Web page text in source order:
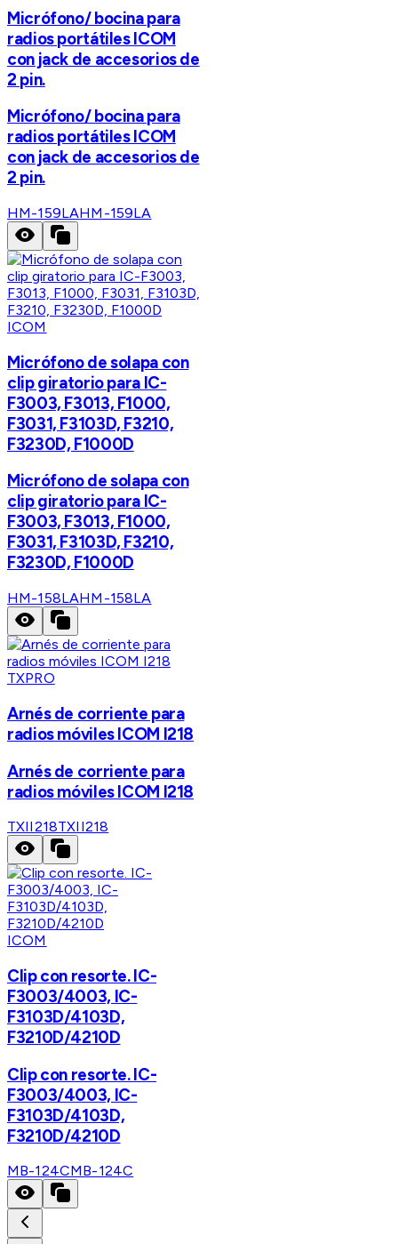
Micrófono/ bocina para
radios portátiles ICOM
con jack de accesorios de
2 pin.
Micrófono/ bocina para
radios portátiles ICOM
con jack de accesorios de
2 pin.
HM-159LAHM-159LA
ICOM
Micrófono de solapa con
clip giratorio para IC-
F3003, F3013, F1000,
F3031, F3103D, F3210,
F3230D, F1000D
Micrófono de solapa con
clip giratorio para IC-
F3003, F3013, F1000,
F3031, F3103D, F3210,
F3230D, F1000D
HM-158LAHM-158LA
TXPRO
Arnés de corriente para
radios móviles ICOM I218
Arnés de corriente para
radios móviles ICOM I218
TXII218TXII218
ICOM
Clip con resorte. IC-
F3003/4003, IC-
F3103D/4103D,
F3210D/4210D
Clip con resorte. IC-
F3003/4003, IC-
F3103D/4103D,
F3210D/4210D
MB-124CMB-124C